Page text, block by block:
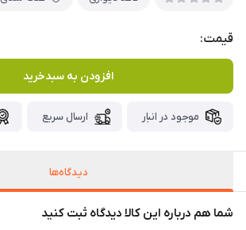
قیمت:
افزودن به سبدخرید
موجود در انبار ارسال سریع
دیدگاه‌ها
شما هم درباره این کالا دیدگاه ثبت کنید